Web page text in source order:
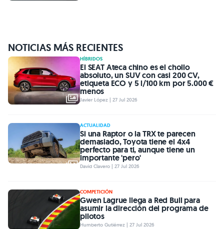
NOTICIAS MÁS RECIENTES
HÍBRIDOS
El SEAT Ateca chino es el chollo
absoluto, un SUV con casi 200 CV,
etiqueta ECO y 5 l/100 km por 5.000 €
menos
Javier López | 27 Jul 2026
ACTUALIDAD
Si una Raptor o la TRX te parecen
demasiado, Toyota tiene el 4x4
perfecto para ti, aunque tiene un
importante 'pero'
David Clavero | 27 Jul 2026
COMPETICIÓN
Gwen Lagrue llega a Red Bull para
asumir la dirección del programa de
pilotos
Humberto Gutiérrez | 27 Jul 2026